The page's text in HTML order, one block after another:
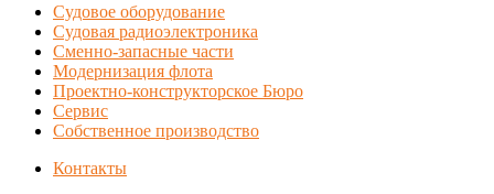
Судовое оборудование
Судовая радиоэлектроника
Сменно-запасные части
Модернизация флота
Проектно-конструкторское Бюро
Сервис
Собственное производство
Контакты